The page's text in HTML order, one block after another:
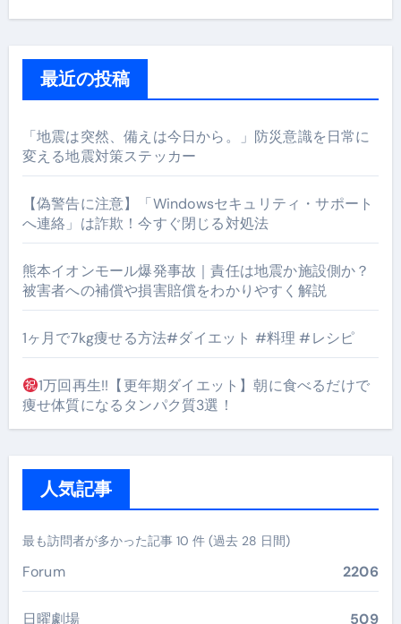
最近の投稿
「地震は突然、備えは今日から。」防災意識を日常に
変える地震対策ステッカー
【偽警告に注意】「Windowsセキュリティ・サポート
へ連絡」は詐欺！今すぐ閉じる対処法
熊本イオンモール爆発事故｜責任は地震か施設側か？
被害者への補償や損害賠償をわかりやすく解説
1ヶ月で7kg痩せる方法#ダイエット #料理 #レシピ
1万回再生!!【更年期ダイエット】朝に食べるだけで
痩せ体質になるタンパク質3選！
人気記事
最も訪問者が多かった記事 10 件 (過去 28 日間)
Forum 2206
日曜劇場 509